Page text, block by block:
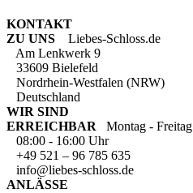
KONTAKT
ZU UNS
Liebes-Schloss.de
Am Lenkwerk 9
33609 Bielefeld
Nordrhein-Westfalen (NRW)
Deutschland
WIR SIND
ERREICHBAR
Montag - Freitag
08:00 - 16:00 Uhr
+49 521 – 96 785 635
info@liebes-schloss.de
ANLÄSSE